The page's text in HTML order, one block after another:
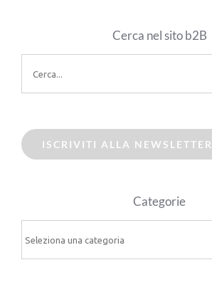
Cerca nel sito b2B
per:
ISCRIVITI ALLA NEWSLETTER
Categorie